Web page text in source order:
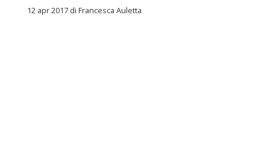
12 apr 2017 di Francesca Auletta